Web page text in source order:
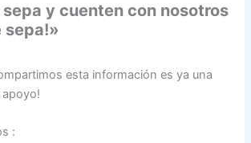
sepa y cuenten con nosotros
sepa!»
esta información es ya una
: